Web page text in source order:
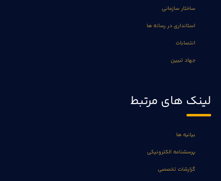
ساختار سازمانی
استانداری در رسانه ها
انتصابات
جهاد تبیین
لینک های مرتبط
بیانیه ها
پرسشنامه الکترونیکی
گزارشات تخصصی